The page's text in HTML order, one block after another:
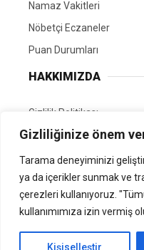
Gizliliğinize önem
Tarama deneyiminizi
ya da içerikler sunmak ve
çerezleri kullanıyoruz.
kullanımımıza izin vermiş
Kişiselleştir
Namaz Vakitleri
Nöbetçi Eczaneler
Puan Durumları
HAKKIMIZDA
Gizlilik Politikası
GÖNÜLLÜ EDİTÖRÜMÜZ
Tüm Hakları Saklıdır. |